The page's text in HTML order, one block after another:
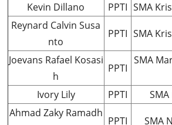
Kevin Dillano PPTI SMA
Reynard Calvin Susa
nto
PPTI SMA
Joevans Rafael Kosasi
h
PPTI
SMA
Ivory Lily
PPTI
Ahmad Zaky Ramadh
PPTI SMA